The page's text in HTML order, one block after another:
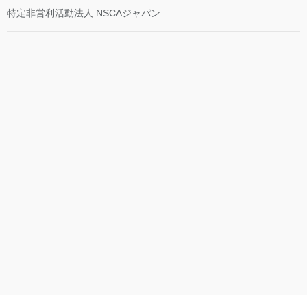
特定非営利活動法人 NSCAジャパン